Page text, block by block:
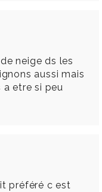
neige ds les
aussi mais
etre si peu
préféré c est